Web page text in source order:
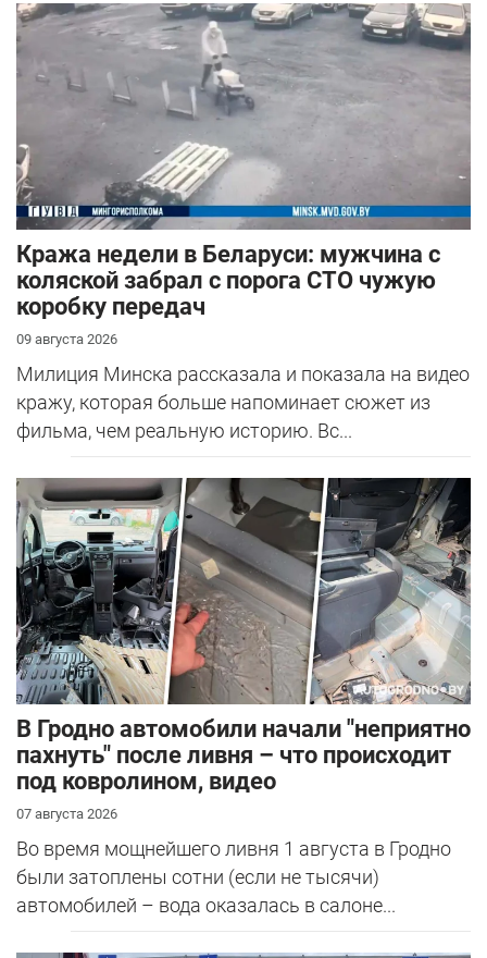
на Лошанском водохранилище: девушка ...
Кража недели в Беларуси: мужчина с
коляской забрал с порога СТО чужую
коробку передач
09 августа 2026
Милиция Минска рассказала и показала на видео
кражу, которая больше напоминает сюжет из
фильма, чем реальную историю. Вс...
В Гродно автомобили начали "неприятно
пахнуть" после ливня – что происходит
под ковролином, видео
07 августа 2026
Во время мощнейшего ливня 1 августа в Гродно
были затоплены сотни (если не тысячи)
автомобилей – вода оказалась в салоне...